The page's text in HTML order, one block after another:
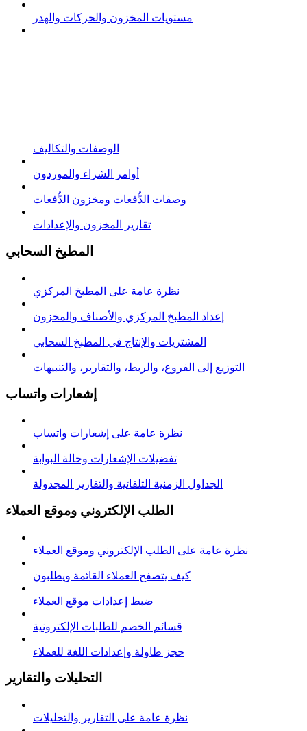
مستويات المخزون والحركات والهدر
الوصفات والتكاليف
أوامر الشراء والموردون
وصفات الدُّفعات ومخزون الدُّفعات
تقارير المخزون والإعدادات
المطبخ السحابي
نظرة عامة على المطبخ المركزي
إعداد المطبخ المركزي والأصناف والمخزون
المشتريات والإنتاج في المطبخ السحابي
التوزيع إلى الفروع، والربط، والتقارير، والتنبيهات
إشعارات واتساب
نظرة عامة على إشعارات واتساب
تفضيلات الإشعارات وحالة البوابة
الجداول الزمنية التلقائية والتقارير المجدولة
الطلب الإلكتروني وموقع العملاء
نظرة عامة على الطلب الإلكتروني وموقع العملاء
كيف يتصفح العملاء القائمة ويطلبون
ضبط إعدادات موقع العملاء
قسائم الخصم للطلبات الإلكترونية
حجز طاولة وإعدادات اللغة للعملاء
التحليلات والتقارير
نظرة عامة على التقارير والتحليلات